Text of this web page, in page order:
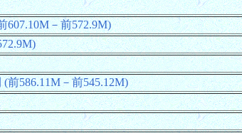
－前572.9M)
586.11M－前545.12M)